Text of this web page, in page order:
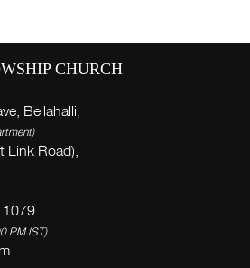
CHURCH
Bellahalli,
Link Road),
1079
PM IST)